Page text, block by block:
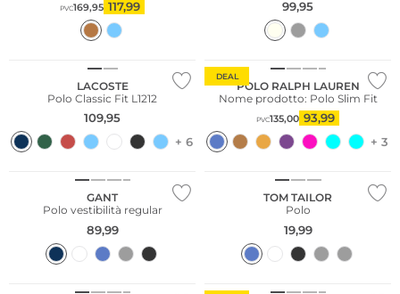
PVC169,95 117,99 99,95
LACOSTE
Polo Classic Fit L1212
109,95
+ 6
DEAL
POLO RALPH LAUREN
Nome prodotto: Polo Slim Fit
PVC135,00 93,99
+ 3
Taglie grandi
GANT
Polo vestibilità regular
89,99
Taglie grandi
TOM TAILOR
Polo
19,99